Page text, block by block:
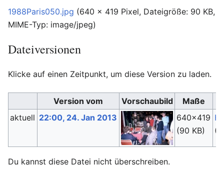
1988Paris050.jpg (640 × 419 Pixel, Dateigröße: 90 KB,
MIME-Typ: image/jpeg)
Dateiversionen
Klicke auf einen Zeitpunkt, um diese Version zu laden.
Version vom Vorschaubild
Maße
aktuell 22:00, 24. Jan 2013
640×419
(90 KB)
(
Du kannst diese Datei nicht überschreiben.